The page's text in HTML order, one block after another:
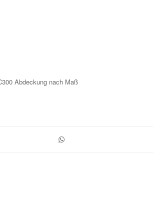
Abdeckung nach Maß